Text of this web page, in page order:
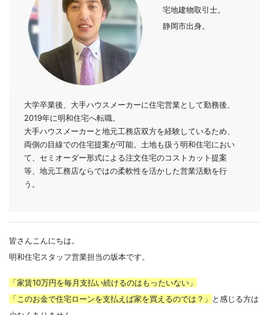
宅地建物取引士。
静岡市出身。
大学卒業後、大手ハウスメーカーに住宅営業として勤務後、
2019年に明和住宅へ転職。
大手ハウスメーカーと地元工務店双方を経験しているため、
両側の目線での住宅提案が可能。土地も扱う明和住宅におい
て、セミオーダー形式による注文住宅のコストカット提案
等、地元工務店ならではの柔軟性を活かした営業活動を行
う。
皆さんこんにちは。
明和住宅スタッフ営業担当の坂本です。
「家賃10万円を毎月支払い続けるのはもったいない」
「このお金で住宅ローンを支払えば家を買えるのでは？」 と感じる方は